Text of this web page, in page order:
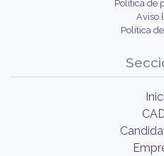
Política de
Aviso
Política